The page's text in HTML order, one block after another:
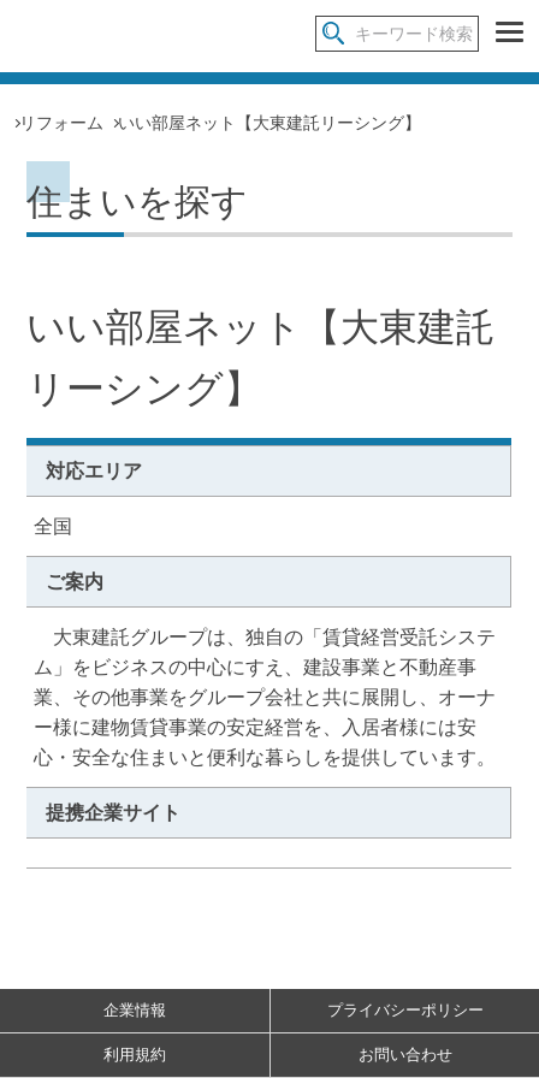
リフォーム いい部屋ネット【大東建託リーシング】
住まいを探す
いい部屋ネット【大東建託
リーシング】
対応エリア
全国
ご案内
大東建託グループは、独自の「賃貸経営受託システ
ム」をビジネスの中心にすえ、建設事業と不動産事
業、その他事業をグループ会社と共に展開し、オーナ
ー様に建物賃貸事業の安定経営を、入居者様には安
心・安全な住まいと便利な暮らしを提供しています。
提携企業サイト
企業情報 プライバシーポリシー
利用規約 お問い合わせ